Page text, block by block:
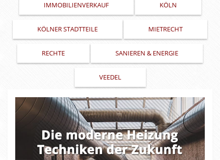
IMMOBILIENVERKAUF KÖLN
KÖLNER STADTTEILE MIETRECHT
RECHTE SANIEREN & ENERGIE
VEEDEL